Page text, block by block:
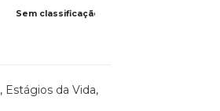
Sem classificação
, Estágios da Vida,